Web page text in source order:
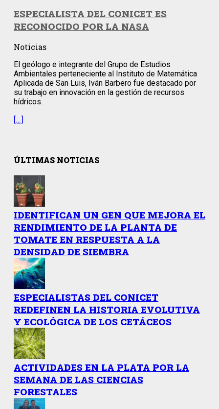
ESPECIALISTA DEL CONICET ES
RECONOCIDO POR LA NASA
Noticias
El geólogo e integrante del Grupo de Estudios
Ambientales perteneciente al Instituto de Matemática
Aplicada de San Luis, Iván Barbero fue destacado por
su trabajo en innovación en la gestión de recursos
hídricos.
[…]
ÚLTIMAS NOTICIAS
IDENTIFICAN UN GEN QUE MEJORA EL
RENDIMIENTO DE LA PLANTA DE
TOMATE EN RESPUESTA A LA
DENSIDAD DE SIEMBRA
ESPECIALISTAS DEL CONICET
REDEFINEN LA HISTORIA EVOLUTIVA
Y ECOLÓGICA DE LOS CETÁCEOS
ACTIVIDADES EN LA PLATA POR LA
SEMANA DE LAS CIENCIAS
FORESTALES